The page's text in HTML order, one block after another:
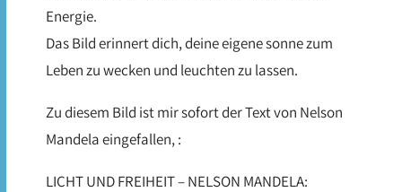
Energie.
Das Bild erinnert dich, deine eigene sonne zum
Leben zu wecken und leuchten zu lassen.
Zu diesem Bild ist mir sofort der Text von Nelson
Mandela eingefallen, :
LICHT UND FREIHEIT – NELSON MANDELA: